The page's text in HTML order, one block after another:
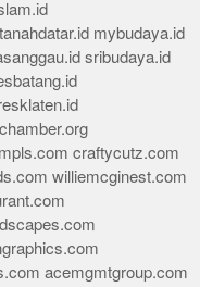
mybudaya.id
sribudaya.id
craftycutz.com
williemcginest.com
acemgmtgroup.com